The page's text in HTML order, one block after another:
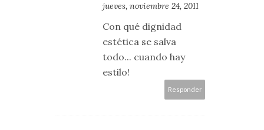
jueves, noviembre 24, 2011
Con qué dignidad
estética se salva
todo... cuando hay
estilo!
Responder